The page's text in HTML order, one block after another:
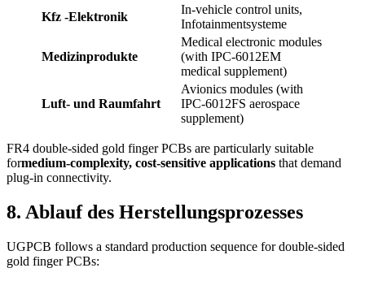
Kfz -Elektronik
In‑vehicle control units,
Infotainmentsysteme
Medizinprodukte
Medical electronic modules
(with IPC‑6012EM
medical supplement)
Luft- und Raumfahrt
Avionics modules (with
IPC‑6012FS aerospace
supplement)
FR4 double‑sided gold finger PCBs are particularly suitable
formedium‑complexity, cost‑sensitive applications that demand
plug‑in connectivity.
8. Ablauf des Herstellungsprozesses
UGPCB follows a standard production sequence for double‑sided
gold finger PCBs: